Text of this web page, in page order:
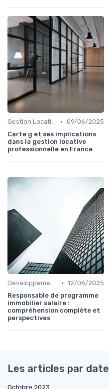
Gestion Locative et Asset Management • 09/06/2025
Carte g et ses implications
dans la gestion locative
professionnelle en France
Développement et Rénovation de Projets • 12/06/2025
Responsable de programme
immobilier salaire :
compréhension complète et
perspectives
Les articles par date
Octobre 2023